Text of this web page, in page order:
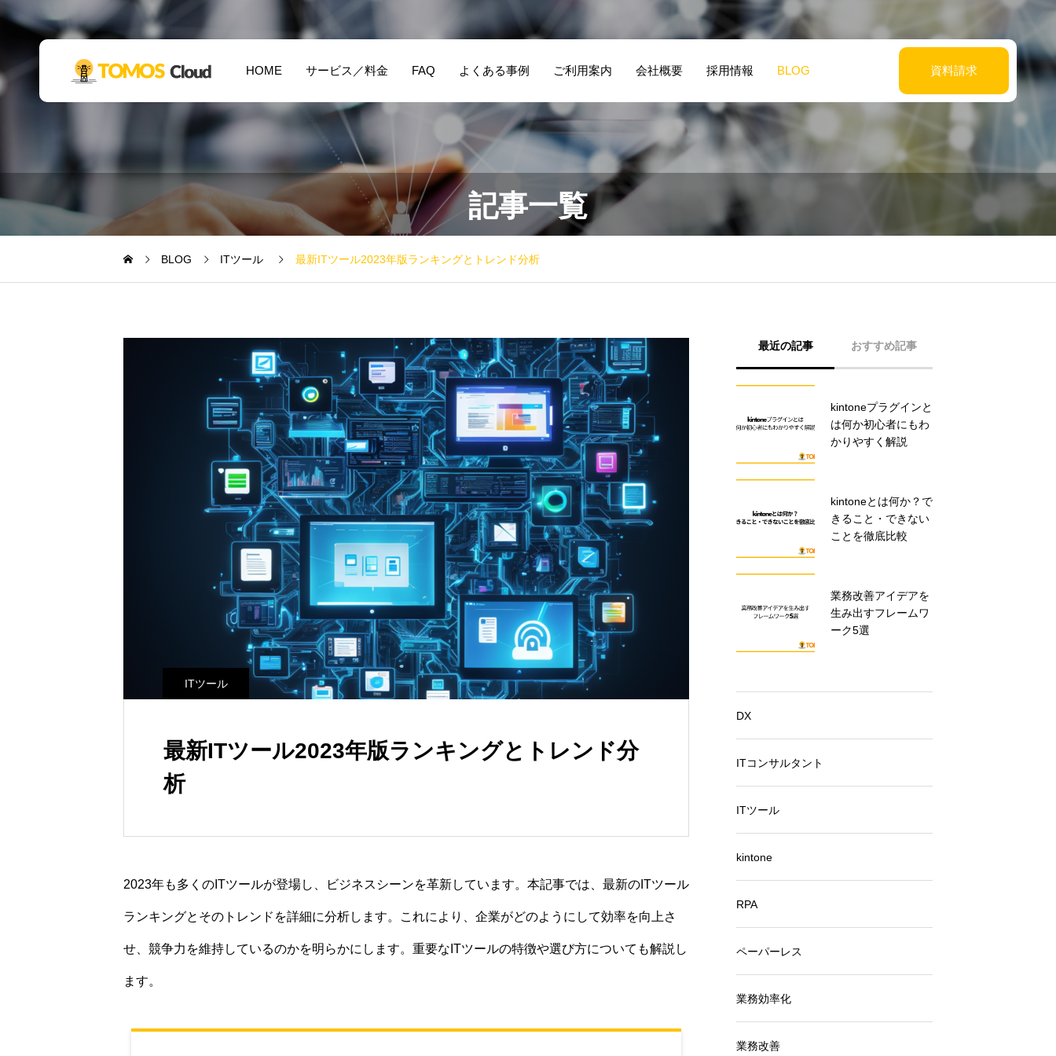
HOME サービス／料金 FAQ よくある事例 ご利用案内 会社概要 採用情報 BLOG 資料請求
記事一覧
BLOG ITツール 最新ITツール2023年版ランキングとトレンド分析
ITツール
最新ITツール2023年版ランキングとトレンド分
析
2023年も多くのITツールが登場し、ビジネスシーンを革新しています。本記事では、最新のITツール
ランキングとそのトレンドを詳細に分析します。これにより、企業がどのようにして効率を向上さ
せ、競争力を維持しているのかを明らかにします。重要なITツールの特徴や選び方についても解説し
ます。
最近の記事 おすすめ記事
kintoneプラグインと
は何か初心者にもわ
かりやすく解説
kintoneとは何か？で
きること・できない
ことを徹底比較
業務改善アイデアを
生み出すフレームワ
ーク5選
業務改善を自動化で
加速する！手法と導
入ステップを解説
kintoneフォームブリ
ッジの魅力と利用方
法
kintoneを無料で試す
方法とおすすめの活
用法
DX
ITコンサルタント
ITツール
kintone
RPA
ペーパーレス
業務効率化
業務改善